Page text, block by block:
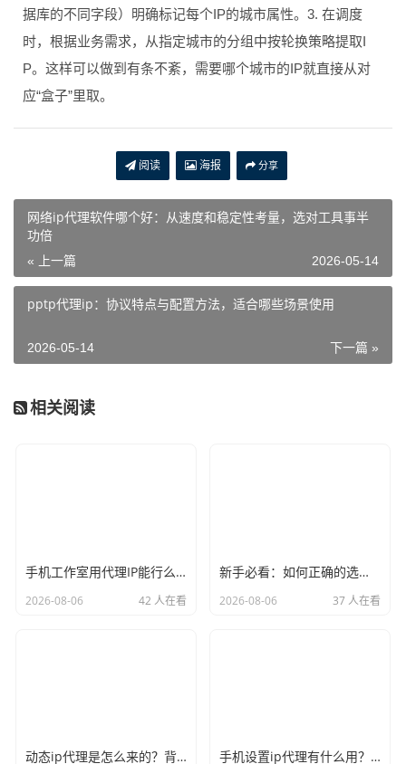
据库的不同字段）明确标记每个IP的城市属性。3. 在调度
时，根据业务需求，从指定城市的分组中按轮换策略提取I
P。这样可以做到有条不紊，需要哪个城市的IP就直接从对
应“盒子”里取。
阅读 海报 分享
网络ip代理软件哪个好：从速度和稳定性考量，选对工具事半
功倍
« 上一篇 2026-05-14
pptp代理ip：协议特点与配置方法，适合哪些场景使用
下一篇 »
2026-05-14
相关阅读
手机工作室用代理IP能行么？过来人的经验告诉你答案
2026-08-06 42 人在看
新手必看：如何正确的选择代理ip软件，别再交智商税了
2026-08-06 37 人在看
动态ip代理是怎么来的？背后的原理比你想象的精彩 手机设置ip代理有什么用？不只是改定位那么简单